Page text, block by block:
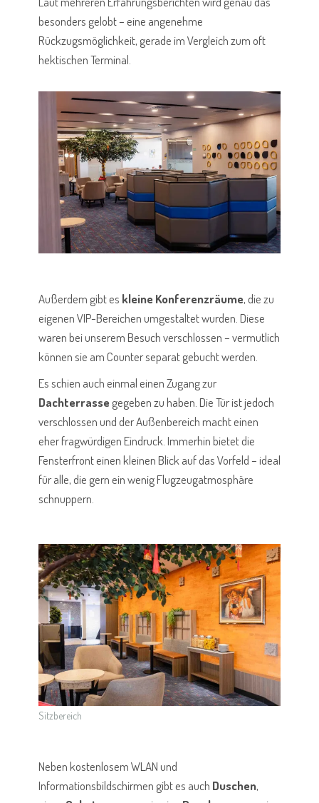
besonders gelobt – eine angenehme
Rückzugsmöglichkeit, gerade im Vergleich zum oft
hektischen Terminal.
Außerdem gibt es kleine Konferenzräume, die zu
eigenen VIP-Bereichen umgestaltet wurden. Diese
waren bei unserem Besuch verschlossen – vermutlich
können sie am Counter separat gebucht werden.
Es schien auch einmal einen Zugang zur
Dachterrassegegeben zu haben. Die Tür ist jedoch
verschlossen und der Außenbereich macht einen
eher fragwürdigen Eindruck. Immerhin bietet die
Fensterfront einen kleinen Blick auf das Vorfeld – ideal
für alle, die gern ein wenig Flugzeugatmosphäre
schnuppern.
Sitzbereich
Neben kostenlosem WLAN und
Informationsbildschirmen gibt es auch Duschen,